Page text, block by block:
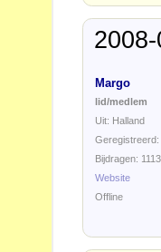
Margo
lid/medlem
Uit: Halland
Bijdragen: 1113
Website
Offline